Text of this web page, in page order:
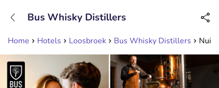
Disponible jusqu'à 23:00 heures
Home Hotels Loosbroek Bus Whisky Distillers Nuit
Bus Whisky Distillers